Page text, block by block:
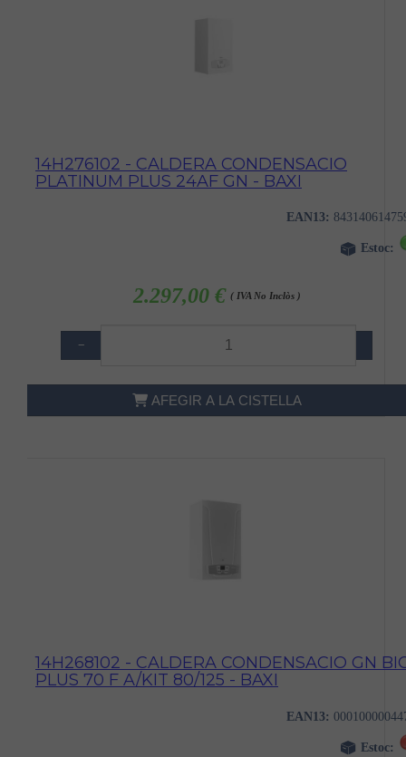
14H276102 - CALDERA CONDENSACIO
PLATINUM PLUS 24AF GN - BAXI
EAN13:
Estoc:
2.297,00 € ( IVA No Inclòs )
−
AFEGIR A LA CISTELLA
14H268102 - CALDERA CONDENSACIO GN
PLUS 70 F A/KIT 80/125 - BAXI
EAN13:
Estoc: